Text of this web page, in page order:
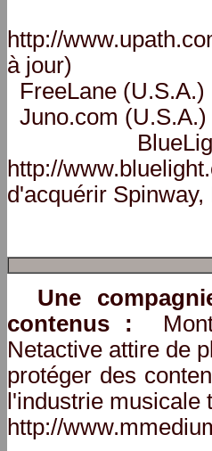
http://
à jour)
FreeLane
Juno.com
http://
d'acquérir Spinway,
Une
contenus :
Netactive attire de
protéger des
l'industrie musicale
http://